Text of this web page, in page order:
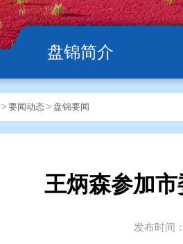
盘锦简介
> 要闻动态 > 盘锦要闻
王炳森参加
发布时间